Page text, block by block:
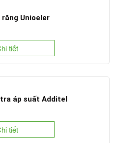
răng Unioeler
tiết
áp suất Additel
tiết